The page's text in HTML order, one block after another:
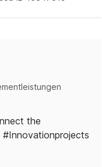
the
#Innovationprojects